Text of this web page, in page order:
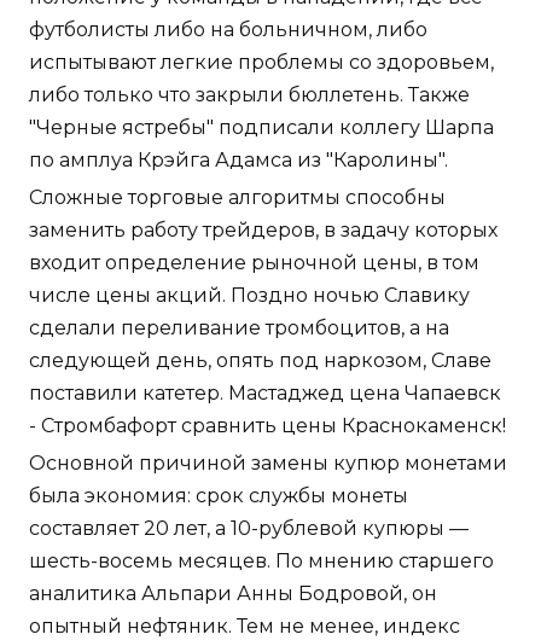
футболисты либо на больничном, либо
испытывают легкие проблемы со здоровьем,
либо только что закрыли бюллетень. Также
"Черные ястребы" подписали коллегу Шарпа
по амплуа Крэйга Адамса из "Каролины".
Сложные торговые алгоритмы способны
заменить работу трейдеров, в задачу которых
входит определение рыночной цены, в том
числе цены акций. Поздно ночью Славику
сделали переливание тромбоцитов, а на
следующей день, опять под наркозом, Славе
поставили катетер. Мастаджед цена Чапаевск
- Стромбафорт сравнить цены Краснокаменск!
Основной причиной замены купюр монетами
была экономия: срок службы монеты
составляет 20 лет, а 10-рублевой купюры —
шесть-восемь месяцев. По мнению старшего
аналитика Альпари Анны Бодровой, он
опытный нефтяник. Тем не менее, индекс